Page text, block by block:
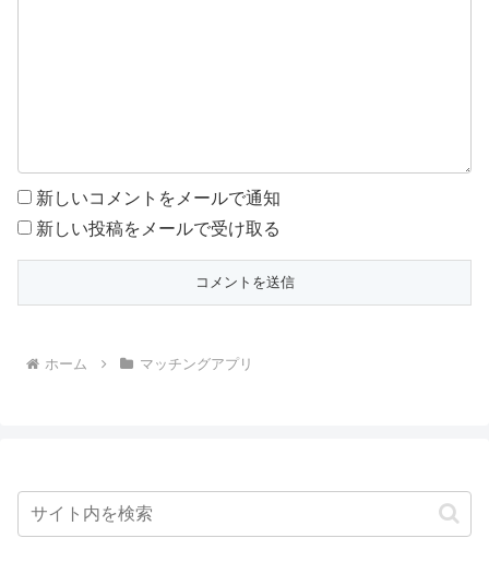
新しいコメントをメールで通知
新しい投稿をメールで受け取る
ホーム マッチングアプリ